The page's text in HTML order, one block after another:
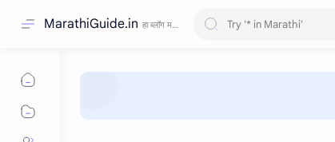
MarathiGuide.in